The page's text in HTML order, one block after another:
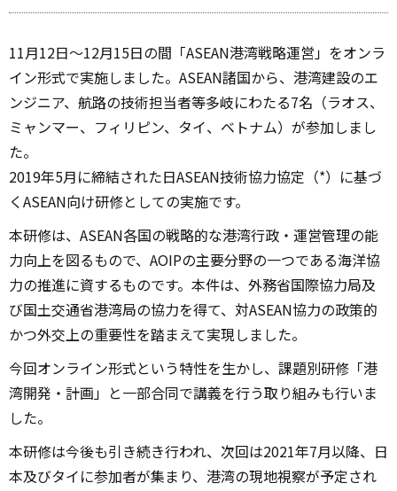
11月12日～12月15日の間「ASEAN港湾戦略運営」をオンラ
イン形式で実施しました。ASEAN諸国から、港湾建設のエ
ンジニア、航路の技術担当者等多岐にわたる7名（ラオス、
ミャンマー、フィリピン、タイ、ベトナム）が参加しまし
た。
2019年5月に締結された日ASEAN技術協力協定（*）に基づ
くASEAN向け研修としての実施です。
本研修は、ASEAN各国の戦略的な港湾行政・運営管理の能
力向上を図るもので、AOIPの主要分野の一つである海洋協
力の推進に資するものです。本件は、外務省国際協力局及
び国土交通省港湾局の協力を得て、対ASEAN協力の政策的
かつ外交上の重要性を踏まえて実現しました。
今回オンライン形式という特性を生かし、課題別研修「港
湾開発・計画」と一部合同で講義を行う取り組みも行いま
した。
本研修は今後も引き続き行われ、次回は2021年7月以降、日
本及びタイに参加者が集まり、港湾の現地視察が予定され